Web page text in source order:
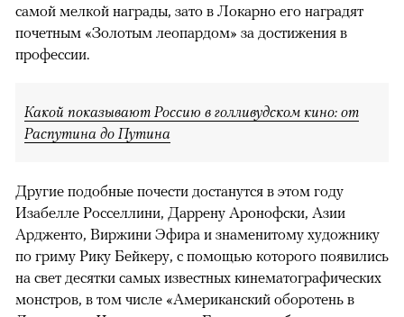
самой мелкой награды, зато в Локарно его наградят
почетным «Золотым леопардом» за достижения в
профессии.
Какой показывают Россию в голливудском кино: от
Распутина до Путина
Другие подобные почести достанутся в этом году
Изабелле Росселлини, Даррену Аронофски, Азии
Ардженто, Виржини Эфира и знаменитому художнику
по гриму Рику Бейкеру, с помощью которого появились
на свет десятки самых известных кинематографических
монстров, в том числе «Американский оборотень в